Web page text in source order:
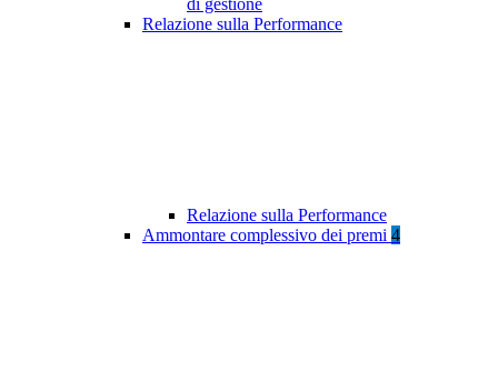
di gestione
Relazione sulla Performance
Relazione sulla Performance
Ammontare complessivo dei premi 4